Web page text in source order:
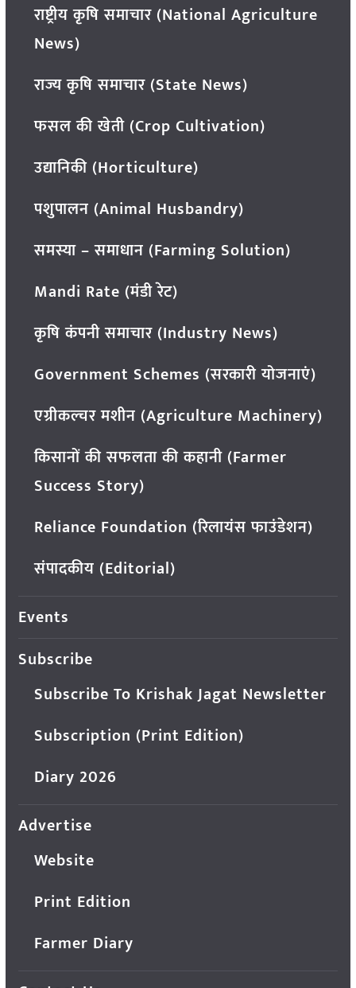
राष्ट्रीय कृषि समाचार (National Agriculture
News)
राज्य कृषि समाचार (State News)
फसल की खेती (Crop Cultivation)
उद्यानिकी (Horticulture)
पशुपालन (Animal Husbandry)
समस्या – समाधान (Farming Solution)
Mandi Rate (मंडी रेट)
कृषि कंपनी समाचार (Industry News)
Government Schemes (सरकारी योजनाएं)
एग्रीकल्चर मशीन (Agriculture Machinery)
किसानों की सफलता की कहानी (Farmer
Success Story)
Reliance Foundation (रिलायंस फाउंडेशन)
संपादकीय (Editorial)
Events
Subscribe
Subscribe To Krishak Jagat Newsletter
Subscription (Print Edition)
Diary 2026
Advertise
Website
Print Edition
Farmer Diary